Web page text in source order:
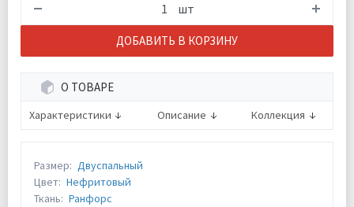
шт
ДОБАВИТЬ В КОРЗИНУ
О ТОВАРЕ
Характеристики Описание Коллекция
Размер: Двуспальный
Цвет: Нефритовый
Ткань: Ранфорс